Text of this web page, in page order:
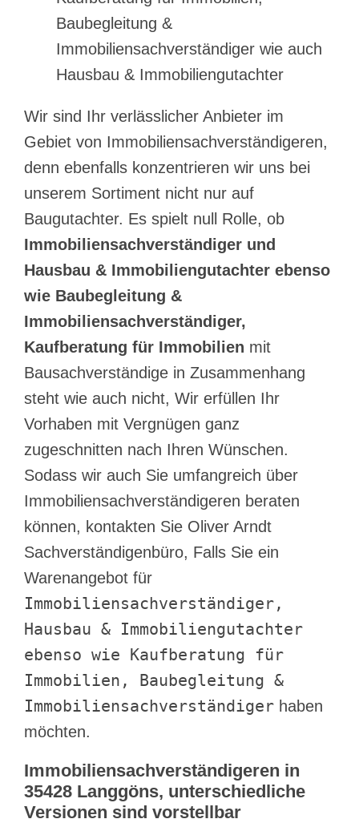
Baubegleitung &
Immobiliensachverständiger wie auch
Hausbau & Immobiliengutachter
Wir sind Ihr verlässlicher Anbieter im
Gebiet von Immobiliensachverständigeren,
denn ebenfalls konzentrieren wir uns bei
unserem Sortiment nicht nur auf
Baugutachter. Es spielt null Rolle, ob
Immobiliensachverständiger und
Hausbau & Immobiliengutachter ebenso
wie Baubegleitung &
Immobiliensachverständiger,
Kaufberatung für Immobilien mit
Bausachverständige in Zusammenhang
steht wie auch nicht, Wir erfüllen Ihr
Vorhaben mit Vergnügen ganz
zugeschnitten nach Ihren Wünschen.
Sodass wir auch Sie umfangreich über
Immobiliensachverständigeren beraten
können, kontakten Sie Oliver Arndt
Sachverständigenbüro, Falls Sie ein
Warenangebot für
Immobiliensachverständiger,
Hausbau & Immobiliengutachter
ebenso wie Kaufberatung für
Immobilien, Baubegleitung &
Immobiliensachverständiger haben
möchten.
Immobiliensachverständigeren in
35428 Langgöns, unterschiedliche
Versionen sind vorstellbar